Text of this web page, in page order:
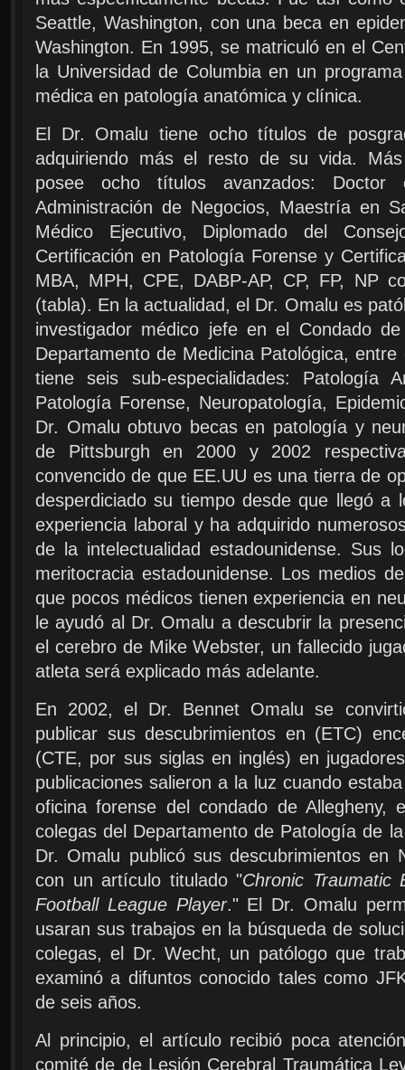
Seattle, Washington, con una beca en
Washington. En 1995, se matriculó en el
la Universidad de Columbia en un
médica en patología anatómica y clínica.
El Dr. Omalu tiene ocho títulos de
adquiriendo más el resto de su vida.
posee ocho títulos avanzados:
Administración de Negocios, Maestría en
Médico Ejecutivo, Diplomado del
Certificación en Patología Forense y
MBA, MPH, CPE, DABP-AP, CP, FP, NP
(tabla). En la actualidad, el Dr. Omalu es
investigador médico jefe en el Condado
Departamento de Medicina Patológica,
tiene seis sub-especialidades: Patología
Patología Forense, Neuropatología,
Dr. Omalu obtuvo becas en patología y
de Pittsburgh en 2000 y 2002
convencido de que EE.UU es una tierra de
desperdiciado su tiempo desde que llegó a
experiencia laboral y ha adquirido
de la intelectualidad estadounidense. Sus
meritocracia estadounidense. Los medios
que pocos médicos tienen experiencia en
le ayudó al Dr. Omalu a descubrir la
el cerebro de Mike Webster, un fallecido
atleta será explicado más adelante.
En 2002, el Dr. Bennet Omalu se
publicar sus descubrimientos en (ETC)
(CTE, por sus siglas en inglés) en
publicaciones salieron a la luz cuando
oficina forense del condado de Allegheny,
colegas del Departamento de Patología de
Dr. Omalu publicó sus descubrimientos en
con un artículo titulado "Chronic Traumatic
Football League Player." El Dr. Omalu
usaran sus trabajos en la búsqueda de
colegas, el Dr. Wecht, un patólogo que
examinó a difuntos conocido tales como
de seis años.
Al principio, el artículo recibió poca
comité de de Lesión Cerebral Traumática